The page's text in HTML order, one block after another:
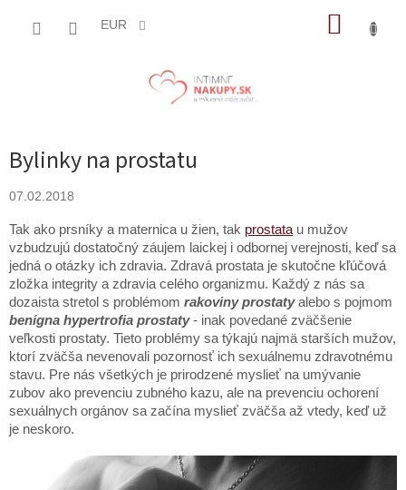
EUR
Bylinky na prostatu
07.02.2018
Tak ako prsníky a maternica u žien, tak prostata u mužov
vzbudzujú dostatočný záujem laickej i odbornej verejnosti, keď sa
jedná o otázky ich zdravia. Zdravá prostata je skutočne kľúčová
zložka integrity a zdravia celého organizmu. Každý z nás sa
dozaista stretol s problémom rakoviny prostatyalebo s pojmom
benígna hypertrofia prostaty- inak povedané zväčšenie
veľkosti prostaty. Tieto problémy sa týkajú najmä starších mužov,
ktorí zväčša nevenovali pozornosť ich sexuálnemu zdravotnému
stavu. Pre nás všetkých je prirodzené myslieť na umývanie
zubov ako prevenciu zubného kazu, ale na prevenciu ochorení
sexuálnych orgánov sa začína myslieť zväčša až vtedy, keď už
je neskoro.